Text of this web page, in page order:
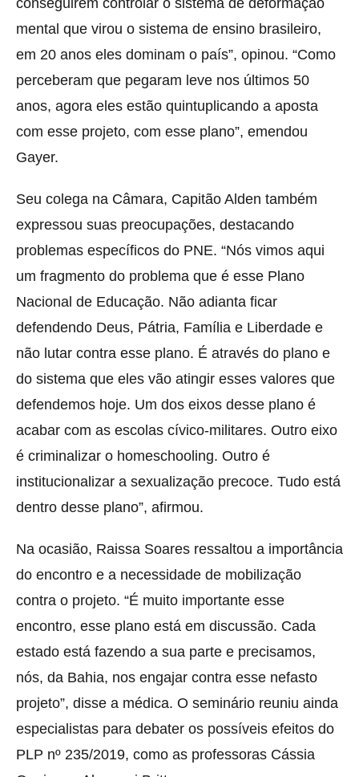
mental que virou o sistema de ensino brasileiro,
em 20 anos eles dominam o país”, opinou. “Como
perceberam que pegaram leve nos últimos 50
anos, agora eles estão quintuplicando a aposta
com esse projeto, com esse plano”, emendou
Gayer.
Seu colega na Câmara, Capitão Alden também
expressou suas preocupações, destacando
problemas específicos do PNE. “Nós vimos aqui
um fragmento do problema que é esse Plano
Nacional de Educação. Não adianta ficar
defendendo Deus, Pátria, Família e Liberdade e
não lutar contra esse plano. É através do plano e
do sistema que eles vão atingir esses valores que
defendemos hoje. Um dos eixos desse plano é
acabar com as escolas cívico-militares. Outro eixo
é criminalizar o homeschooling. Outro é
institucionalizar a sexualização precoce. Tudo está
dentro desse plano”, afirmou.
Na ocasião, Raissa Soares ressaltou a importância
do encontro e a necessidade de mobilização
contra o projeto. “É muito importante esse
encontro, esse plano está em discussão. Cada
estado está fazendo a sua parte e precisamos,
nós, da Bahia, nos engajar contra esse nefasto
projeto”, disse a médica. O seminário reuniu ainda
especialistas para debater os possíveis efeitos do
PLP nº 235/2019, como as professoras Cássia